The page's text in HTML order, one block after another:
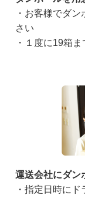
・お客様でダ
さい
・１度に19箱
運送会社にダン
・指定日時に